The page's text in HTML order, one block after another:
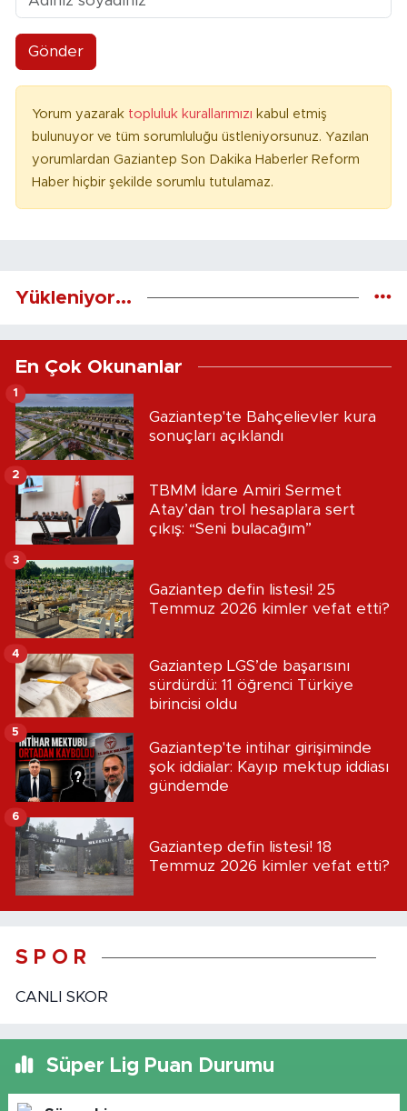
Gönder
Yorum yazarak topluluk kurallarımızı kabul etmiş
bulunuyor ve tüm sorumluluğu üstleniyorsunuz. Yazılan
yorumlardan Gaziantep Son Dakika Haberler Reform
Haber hiçbir şekilde sorumlu tutulamaz.
Yükleniyor...
En Çok Okunanlar
Gaziantep'te Bahçelievler kura
sonuçları açıklandı
1
TBMM İdare Amiri Sermet
Atay’dan trol hesaplara sert
çıkış: “Seni bulacağım”
2
Gaziantep defin listesi! 25
Temmuz 2026 kimler vefat etti?
3
Gaziantep LGS’de başarısını
sürdürdü: 11 öğrenci Türkiye
birincisi oldu
4
Gaziantep'te intihar girişiminde
şok iddialar: Kayıp mektup iddiası
gündemde
5
Gaziantep defin listesi! 18
Temmuz 2026 kimler vefat etti?
6
S P O R
CANLI SKOR
Süper Lig Puan Durumu